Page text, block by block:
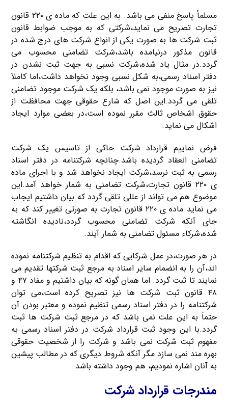
مسلماً پاسخ منفی می باشد. به این علت که ماده ی ۲۲۰ قانون
تجارت تصریح می نماید،شرکتی که به موجب ضوابط قانون
ثبت شرکت ها به صورت یکی از انواع شرکت های درج شده در
قانون مذکور درنیامده باشد،شرکت تضامنی محسوب می
گردد.در مثال یاد شده،شرکت نسبی به جهت ثبت نشدن در
دفتر اسناد رسمی،به شکل نسبی وجود نخواهد داشت،اما کاملاَ
نیز به صورت موجود نمی باشد، بلکه یک شرکت موجود تضامنی
تلقی می گردد.این اصل که شارع حقوقی جهت محافظت از
حقوق اشخاص ثالث مقرر نموده است،در بعضی موارد ایجاد
اشکال می نماید.
فرض نماییم قرارداد شرکت حاکی از تاسیس یک شرکت
تضامنی انعقاد گردیده باشد.چنانچه شرکتنامه در دفتر اسناد
رسمی به ثبت نرسد،شرکت ایجاد نخواهد شد و با اجرای ماده
ی ۲۲۰ قانون تجارت،شرکت تضامنی به شمار خواهد آمد.این
موضوع هم می تواند از عللی تلقی گردد که بیان داشتیم ایجاب
می نماید ماده ی ۲۲۰ قانون تجارت به صورتی تغییر کند که به
جای آنکه شرکت تضامنی محسوب گردد،نادیده انگاشته
شده،شرکاء مسئول تضامنی به شمار آیند.
در هر صورت،در عمل شرکایی که اقدام به تنظیم شرکتنامه نموده
اند،آن را به انضمام سایر اسناد به مرجع ثبت شرکتها تقدیم می
نمایند تا ثبت گردد. اما همان گونه که بیان داشتیم و مفاد ۴۷ و
۴۸ قانون ثبت شرکت ها نیز تصریح کرده است،می توان
شرکتنامه را در دفتر اسناد رسمی تنظیم نموده و معتبر بودن آن
حتماَ به این علت نمی باشد که در مرجع ثبت شرکت ها ثبت
گردد.با این وجود ثبت قرارداد شرکت در دفتر اسناد رسمی به
مفهوم ثبت شرکت نمی باشد و شرکت را از شخصیت حقوقی
بهره مند نمی سازد.مگر آنکه شروط دیگری که در مطالب پیشین
به آنان اشاره نمودیم، هم وجود داشته باشد.
مندرجات قرارداد شرکت